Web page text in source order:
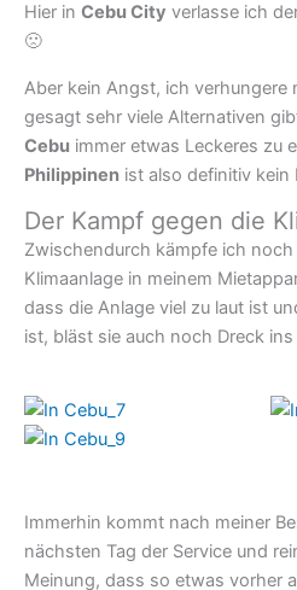
Hier in Cebu City verlasse ich
🙁
Aber kein Angst, ich verhungere
gesagt sehr viele Alternativen
Cebu immer etwas Leckeres zu
Philippinen ist also definitiv kein
Der Kampf gegen die
Zwischendurch kämpfe ich
Klimaanlage in meinem
dass die Anlage viel zu laut ist
ist, bläst sie auch noch Dreck ins
Immerhin kommt nach meiner
nächsten Tag der Service und
Meinung, dass so etwas vorher